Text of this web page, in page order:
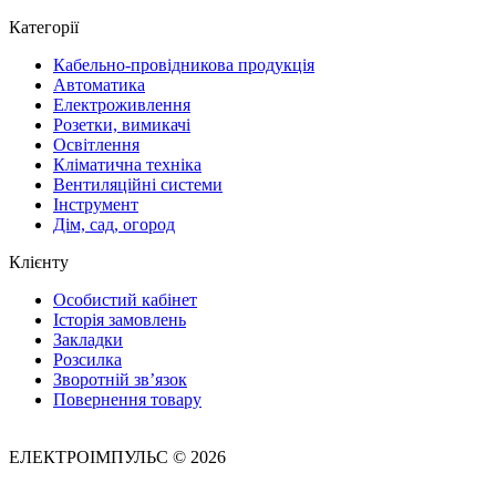
Категорії
Кабельно-провідникова продукція
Автоматика
Електроживлення
Розетки, вимикачі
Освітлення
Кліматична техніка
Вентиляційні системи
Інструмент
Дім, сад, огород
Клієнту
Особистий кабінет
Історія замовлень
Закладки
Розсилка
Зворотній зв’язок
Повернення товару
ЕЛЕКТРОІМПУЛЬС © 2026